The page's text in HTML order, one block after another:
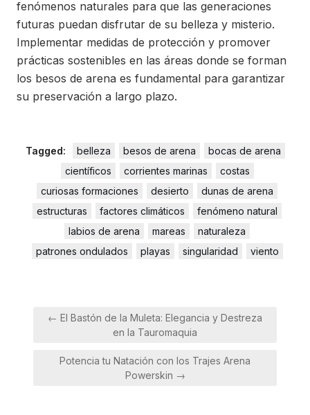
fenómenos naturales para que las generaciones
futuras puedan disfrutar de su belleza y misterio.
Implementar medidas de protección y promover
prácticas sostenibles en las áreas donde se forman
los besos de arena es fundamental para garantizar
su preservación a largo plazo.
Tagged: belleza besos de arena
bocas de arena
científicos
corrientes marinas
costas
curiosas formaciones
desierto
dunas de arena
estructuras
factores climáticos
fenómeno natural
labios de arena
mareas
naturaleza
patrones ondulados
playas singularidad viento
Navegación
← El Bastón de la Muleta: Elegancia y Destreza
en la Tauromaquia
Potencia tu Natación con los Trajes Arena
Powerskin →